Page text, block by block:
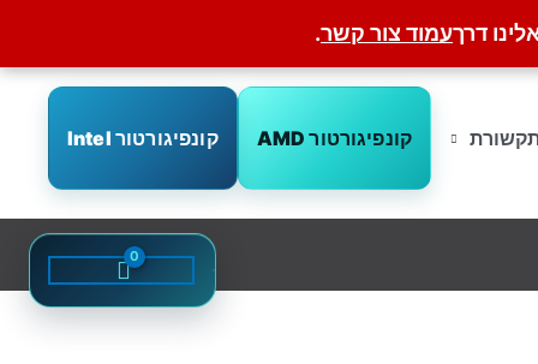
דרךעמוד צור קשר.
קונפיגורטור AMD קונפיגורטור Intel